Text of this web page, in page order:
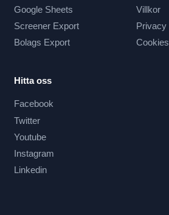
Google Sheets
Screener Export
Bolags Export
Villkor
Privacy
Cookies
Hitta oss
Facebook
Twitter
Youtube
Instagram
Linkedin